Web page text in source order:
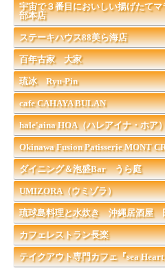
宇宙で３番目においしい揚げたて
部本店
ステーキハウス88美ら海店
百年古家 大家
琉冰 Ryu-Pin
cafe CAHAYA BULAN
hale'aina HOA（ハレアイナ・ホア
Okinawa Fusion Patisserie MONT
ダイニング＆泡盛Bar うら庭
UMIZORA（ウミゾラ）
琉球島料理と水炊き 沖縄居酒屋
カフェレストラン長楽
テイクアウト専門カフェ『sea